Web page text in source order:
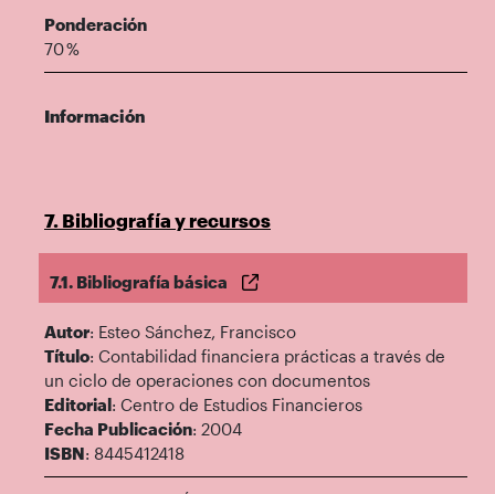
Ponderación
70 %
Información
7. Bibliografía y recursos
7.1. Bibliografía básica
Autor: Esteo Sánchez, Francisco
Título: Contabilidad financiera prácticas a través de
un ciclo de operaciones con documentos
Editorial: Centro de Estudios Financieros
Fecha Publicación: 2004
ISBN: 8445412418